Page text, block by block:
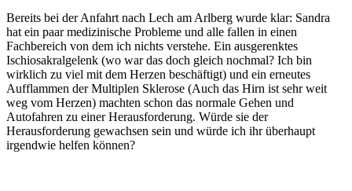
Bereits bei der Anfahrt nach Lech am Arlberg wurde klar: Sandra
hat ein paar medizinische Probleme und alle fallen in einen
Fachbereich von dem ich nichts verstehe. Ein ausgerenktes
Ischiosakralgelenk (wo war das doch gleich nochmal? Ich bin
wirklich zu viel mit dem Herzen beschäftigt) und ein erneutes
Aufflammen der Multiplen Sklerose (Auch das Hirn ist sehr weit
weg vom Herzen) machten schon das normale Gehen und
Autofahren zu einer Herausforderung. Würde sie der
Herausforderung gewachsen sein und würde ich ihr überhaupt
irgendwie helfen können?